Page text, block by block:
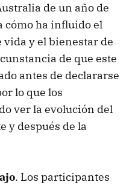
de un año de
cómo ha influido el
y el bienestar de
de que este
antes de declararse
lo que los
ver la evolución del
y después de la
. Los participantes